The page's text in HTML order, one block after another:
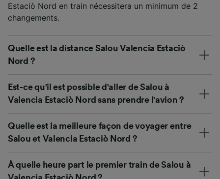
Estaciò Nord en train nécessitera un minimum de 2
changements.
Quelle est la distance Salou Valencia Estaciò
Nord ?
Est-ce qu'il est possible d'aller de Salou à
Valencia Estaciò Nord sans prendre l'avion ?
Quelle est la meilleure façon de voyager entre
Salou et Valencia Estaciò Nord ?
À quelle heure part le premier train de Salou à